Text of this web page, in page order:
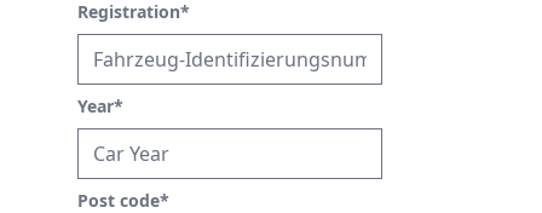
Registration*
Year*
Post code*